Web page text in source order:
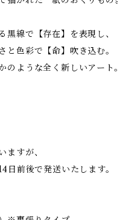
黒線で【存在】を表現し、
と色彩で【命】吹き込む。
のような全く新しいアート。
ますが、
日前後で発送いたします。